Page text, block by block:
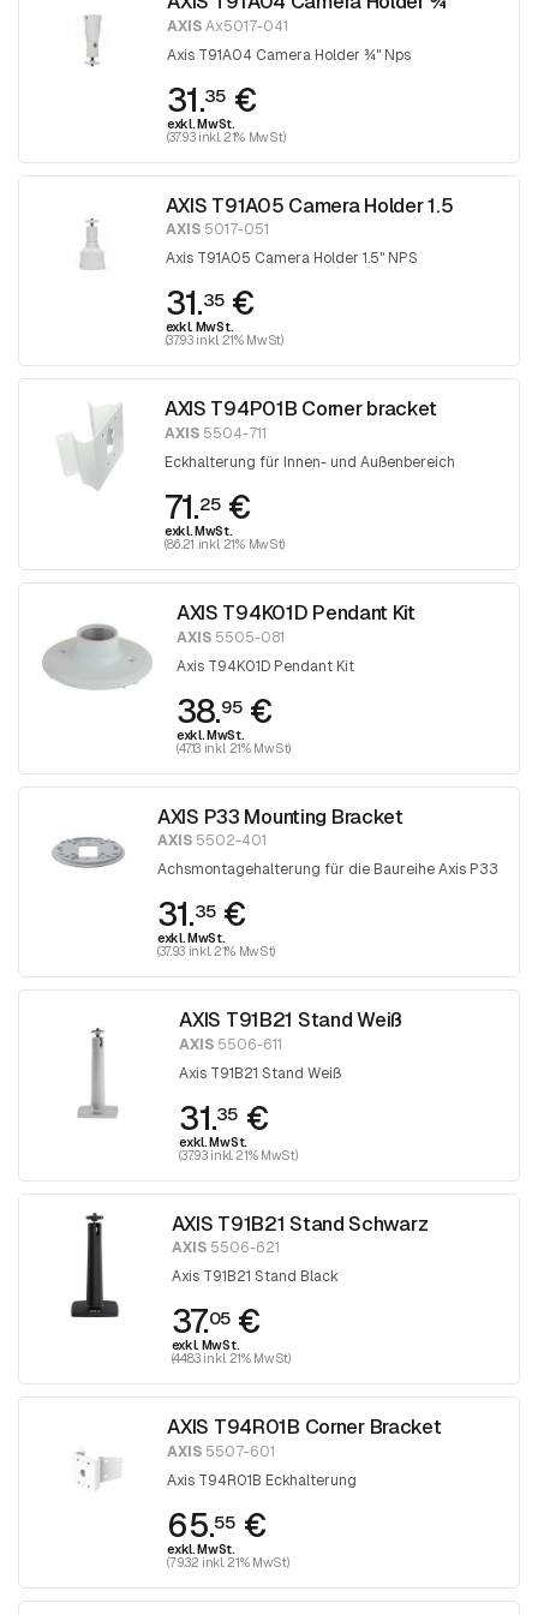
AXISAx5017-041
Axis T91A04 Camera Holder ¾" Nps
31.35 €
exkl. MwSt.
(37.93 inkl. 21% MwSt)
AXIS T91A05 Camera Holder 1.5
AXIS5017-051
Axis T91A05 Camera Holder 1.5" NPS
31.35€
exkl. MwSt.
(37.93 inkl. 21% MwSt)
AXIS T94P01B Corner bracket
AXIS5504-711
Eckhalterung für Innen- und Außenbereich
71.25 €
exkl. MwSt.
(86.21 inkl. 21% MwSt)
AXIS T94K01D Pendant Kit
AXIS5505-081
Axis T94K01D Pendant Kit
38.95 €
exkl. MwSt.
(47.13 inkl. 21% MwSt)
AXIS P33 Mounting Bracket
AXIS 5502-401
Achsmontagehalterung für die Baureihe Axis P33
31.35 €
exkl. MwSt.
(37.93 inkl. 21% MwSt)
AXIS T91B21 Stand Weiß
AXIS 5506-611
Axis T91B21 Stand Weiß
31.35 €
exkl. MwSt.
(37.93 inkl. 21% MwSt)
AXIS T91B21 Stand Schwarz
AXIS5506-621
Axis T91B21 Stand Black
37.05€
exkl. MwSt.
(44.83 inkl. 21% MwSt)
AXIS T94R01B Corner Bracket
AXIS 5507-601
Axis T94R01B Eckhalterung
65.55 €
exkl. MwSt.
(79.32 inkl. 21% MwSt)